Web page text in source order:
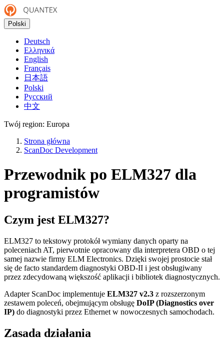
Polski
Deutsch
Ελληνικά
English
Français
日本語
Polski
Русский
中文
Twój region: Europa
Strona główna
ScanDoc Development
Przewodnik po ELM327 dla
programistów
Czym jest ELM327?
ELM327 to tekstowy protokół wymiany danych oparty na
poleceniach AT, pierwotnie opracowany dla interpretera OBD o tej
samej nazwie firmy ELM Electronics. Dzięki swojej prostocie stał
się de facto standardem diagnostyki OBD-II i jest obsługiwany
przez zdecydowaną większość aplikacji i bibliotek diagnostycznych.
Adapter ScanDoc implementuje ELM327 v2.3 z rozszerzonym
zestawem poleceń, obejmującym obsługę DoIP (Diagnostics over
IP) do diagnostyki przez Ethernet w nowoczesnych samochodach.
Zasada działania